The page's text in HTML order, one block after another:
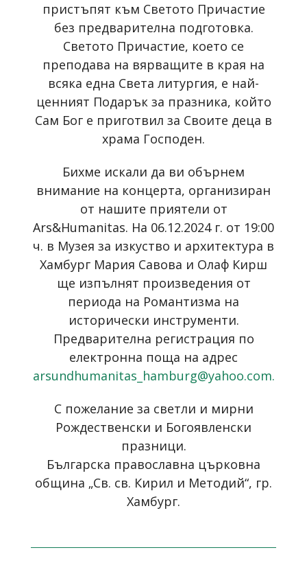
пристъпят към Светото Причастие
без предварителна подготовка.
Светото Причастие, което се
преподава на вярващите в края на
всяка една Света литургия, е най-
ценният Подарък за празника, който
Сам Бог е приготвил за Своите деца в
храма Господен.
Бихме искали да ви обърнем
внимание на концерта, организиран
от нашите приятели от
Ars&Humanitas. На 06.12.2024 г. от 19:00
ч. в Музея за изкуство и архитектура в
Хамбург Мария Савова и Олаф Кирш
ще изпълнят произведения от
периода на Романтизма на
исторически инструменти.
Предварителна регистрация по
електронна поща на адрес
arsundhumanitas_hamburg@yahoo.com.
С пожелание за светли и мирни
Рождественски и Богоявленски
празници.
Българска православна църковна
община „Св. св. Кирил и Методий“, гр.
Хамбург.